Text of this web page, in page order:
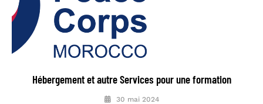
Hébergement et autre Services pour une formation
30 mai 2024